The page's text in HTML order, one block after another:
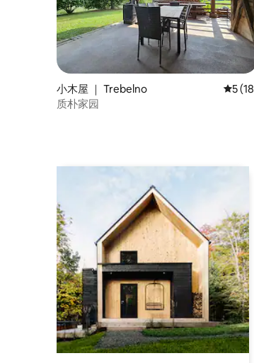
小木屋 ｜ Trebelno 平均
5
质朴家园